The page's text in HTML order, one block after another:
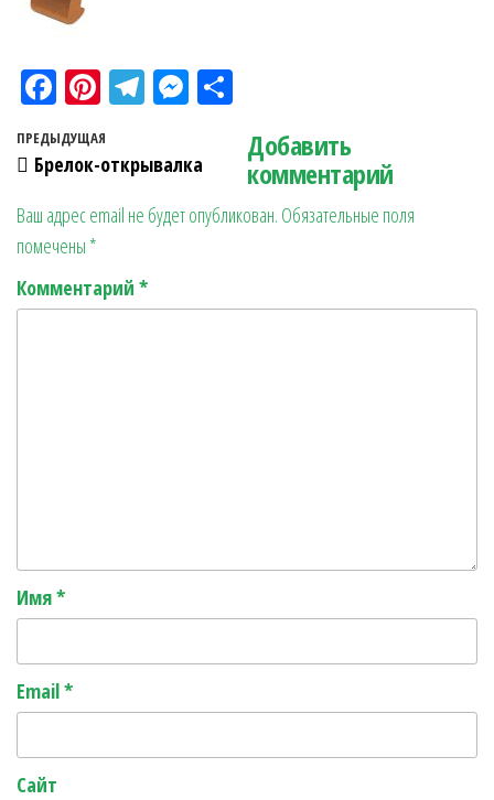
Fa
ce
bo
Pi
nt
er
t
Te
gr
m
M
se
ge
ра
в
ит
Навигация по записям
Предыдущая запись
ПРЕДЫДУЩАЯ
Брелок-открывалка
Добавить
комментарий
Ваш адрес email не будет опубликован. Обязательные поля
помечены *
Комментарий *
Имя*
Email*
Сайт